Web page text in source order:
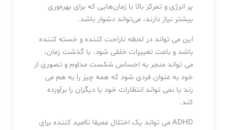
پر انرژی و تمرکز بالا با زمان‌هایی که برای بهره‌وری
بیشتر نیاز دارند، می‌تواند دشوار باشد.
این می تواند در لحظه ناراحت کننده و خسته کننده
باشد و باعث تغییرات خلقی شود. با گذشت زمان،
می تواند منجر به احساس شکست مداوم و تصوری از
خود به عنوان فردی شود که همه چیز را به هم می
زند یا نمی تواند انتظارات خود یا دیگران را برآورده
کند.
ADHD می تواند یک اختلال عمیقا ناامید کننده برای